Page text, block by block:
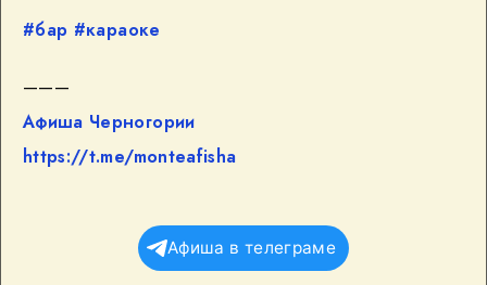
#бар #караоке
———
Афиша Черногории
https://t.me/monteafisha
Афиша в телеграме